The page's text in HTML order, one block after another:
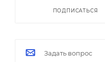
ПОДПИСАТЬСЯ
Задать вопрос